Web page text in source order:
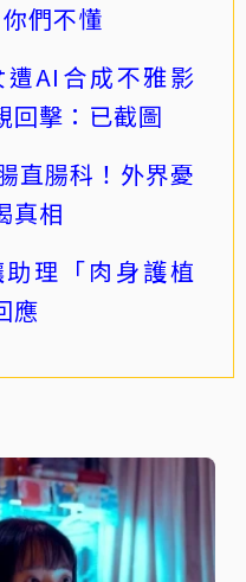
們不懂
AI合成不雅影
擊：已截圖
直腸科！外界憂
真相
理「肉身護植
應